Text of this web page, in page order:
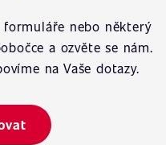
nebo některý
a ozvěte se nám.
na Vaše dotazy.